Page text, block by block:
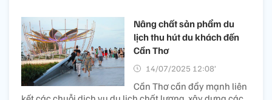
Nâng chất sản phẩm du
lịch thu hút du khách đến
Cần Thơ
14/07/2025 12:08’
Cần Thơ cần đẩy mạnh liên